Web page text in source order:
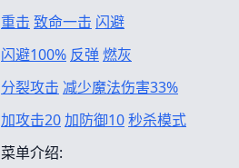
重击 致命一击 闪避
闪避100% 反弹燃灰
分裂攻击 减少魔法伤害33%
加攻击20加防御10秒杀模式
菜单介绍: